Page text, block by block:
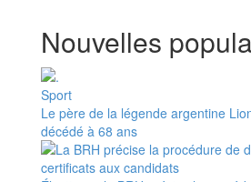
Nouvelles
Le père de la légende argentine Lionel
décédé à 68 ans